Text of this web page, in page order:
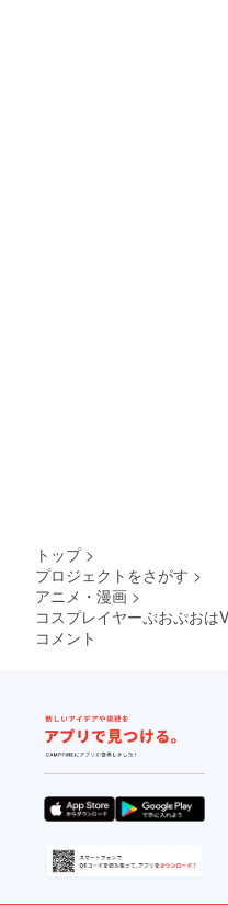
トップ >
プロジェクトをさがす >
アニメ・漫画 >
コスプレイヤーぷおぷおは
コメント